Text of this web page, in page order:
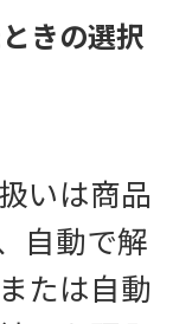
きの選択
いは商品
自動で解
たは自動